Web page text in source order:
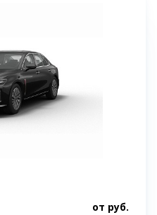
от руб.